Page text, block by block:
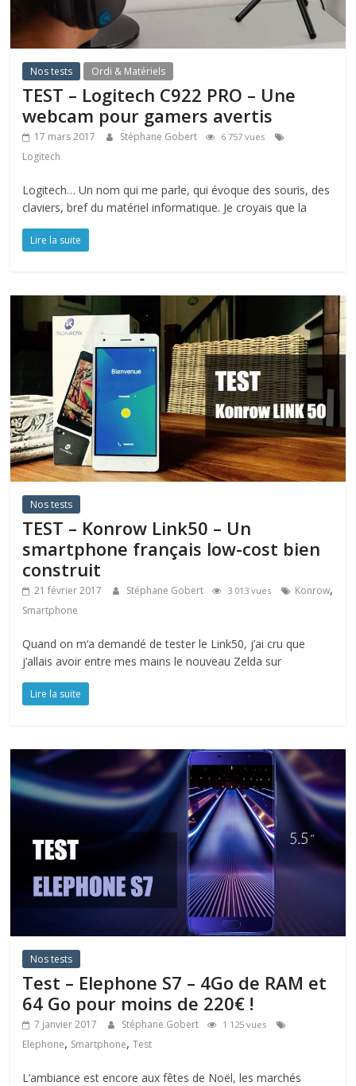
Nos tests Ordi & Matériels
TEST – Logitech C922 PRO – Une
webcam pour gamers avertis
17 mars 2017 Stéphane Gobert 6 757 vues
Logitech
Logitech… Un nom qui me parle, qui évoque des souris, des
claviers, bref du matériel informatique. Je croyais que la
Lire la suite
Nos tests
TEST – Konrow Link50 – Un
smartphone français low-cost bien
construit
21 février 2017 Stéphane Gobert 3 013 vues Konrow,
Smartphone
Quand on m‘a demandé de tester le Link50, j’ai cru que
j’allais avoir entre mes mains le nouveau Zelda sur
Lire la suite
Nos tests
Test – Elephone S7 – 4Go de RAM et
64 Go pour moins de 220€ !
7 janvier 2017 Stéphane Gobert 1 125 vues
Elephone, Smartphone,Test
L’ambiance est encore aux fêtes de Noël, les marchés